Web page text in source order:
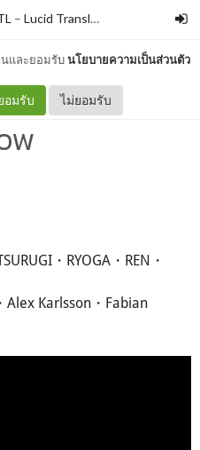
นและยอมรับนโยบายความเป็นส่วนตัว
อมรับ ไม่ยอมรับ
– Lucid Translation
- Nice &
・RYOGA・REN・
Karlsson・Fabian